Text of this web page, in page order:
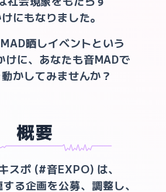
にもなりました。
晒しイベントという
に、 あなたも音MADで
かしてみませんか？
概要
スポ (#音EXPO) は、
る企画を公募、調整し、